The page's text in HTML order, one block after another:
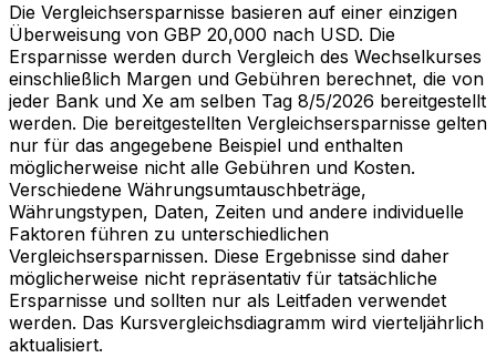
Die Vergleichsersparnisse basieren auf einer einzigen
Überweisung von GBP 20,000 nach USD. Die
Ersparnisse werden durch Vergleich des Wechselkurses
einschließlich Margen und Gebühren berechnet, die von
jeder Bank und Xe am selben Tag 8/5/2026 bereitgestellt
werden. Die bereitgestellten Vergleichsersparnisse gelten
nur für das angegebene Beispiel und enthalten
möglicherweise nicht alle Gebühren und Kosten.
Verschiedene Währungsumtauschbeträge,
Währungstypen, Daten, Zeiten und andere individuelle
Faktoren führen zu unterschiedlichen
Vergleichsersparnissen. Diese Ergebnisse sind daher
möglicherweise nicht repräsentativ für tatsächliche
Ersparnisse und sollten nur als Leitfaden verwendet
werden. Das Kursvergleichsdiagramm wird vierteljährlich
aktualisiert.